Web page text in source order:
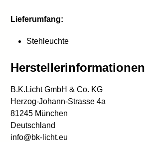
Lieferumfang:
Stehleuchte
Herstellerinformationen
B.K.Licht GmbH & Co. KG
Herzog-Johann-Strasse 4a
81245 München
Deutschland
info@bk-licht.eu